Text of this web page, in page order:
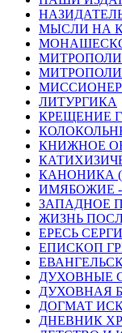
МЫСЛИ НА
ЛИТУРГИКА
КРЕЩЕНИЕ
КНИЖНОЕ
КАНОНИКА
ИМЯБОЖИЕ -
ЗАПАДНОЕ
ЖИЗНЬ
ЕРЕСЬ
ЕПИСКОП
ДУХОВНЫЕ
ДУХОВНАЯ
ДОГМАТ
ДНЕВНИК